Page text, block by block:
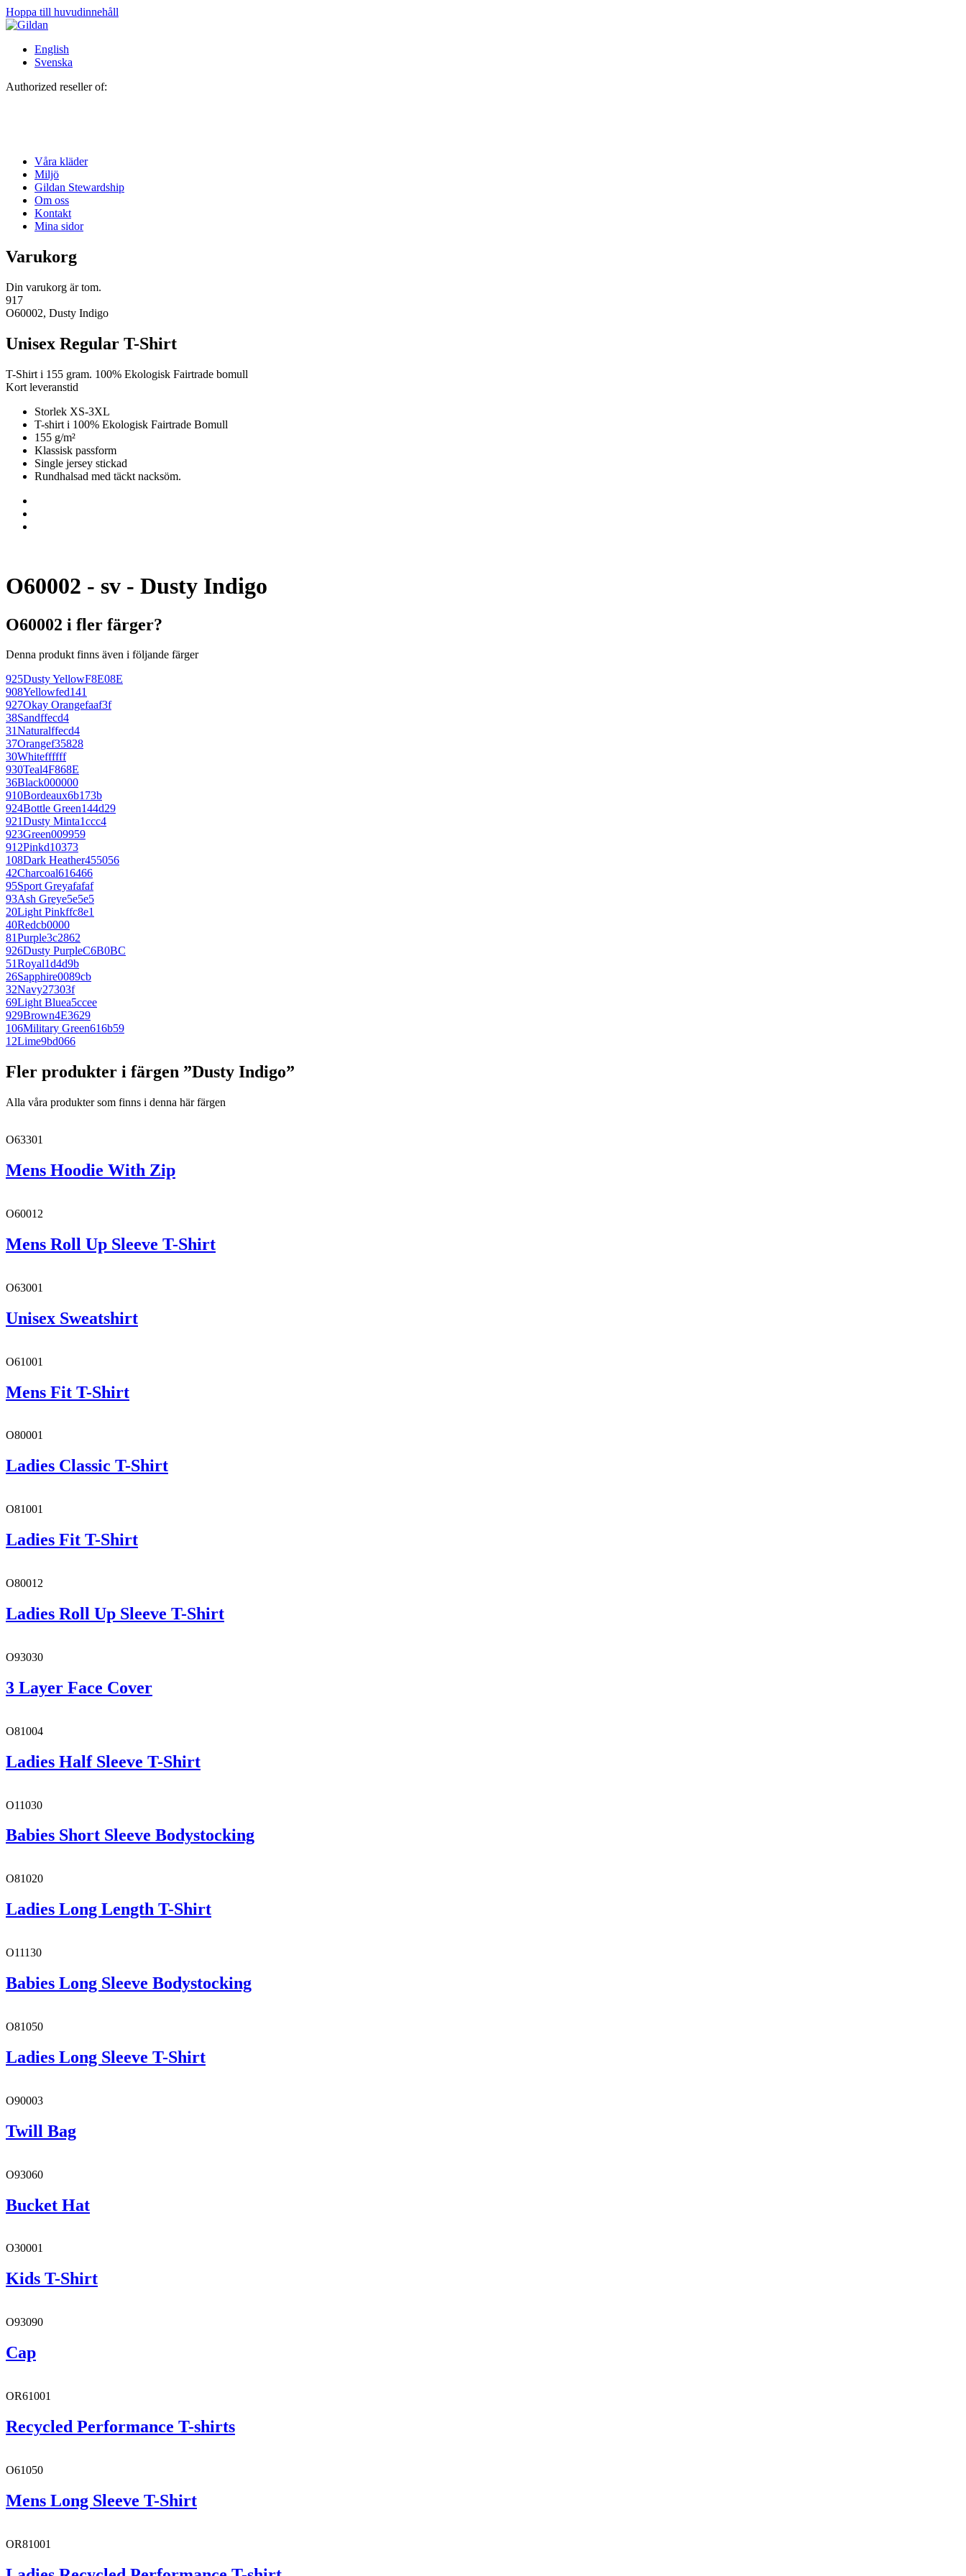
Hoppa till huvudinnehåll
English
Svenska
Authorized reseller of:
Våra kläder
Miljö
Gildan Stewardship
Om oss
Kontakt
Mina sidor
Varukorg
Din varukorg är tom.
917
O60002, Dusty Indigo
Unisex Regular T-Shirt
T-Shirt i 155 gram. 100% Ekologisk Fairtrade bomull
Kort leveranstid
Storlek XS-3XL
T-shirt i 100% Ekologisk Fairtrade Bomull
155 g/m²
Klassisk passform
Single jersey stickad
Rundhalsad med täckt nacksöm.
O60002 - sv - Dusty Indigo
O60002 i fler färger?
Denna produkt finns även i följande färger
925Dusty YellowF8E08E
908Yellowfed141
927Okay Orangefaaf3f
38Sandffecd4
31Naturalffecd4
37Orangef35828
30Whiteffffff
930Teal4F868E
36Black000000
910Bordeaux6b173b
924Bottle Green144d29
921Dusty Minta1ccc4
923Green009959
912Pinkd10373
108Dark Heather455056
42Charcoal616466
95Sport Greyafafaf
93Ash Greye5e5e5
20Light Pinkffc8e1
40Redcb0000
81Purple3c2862
926Dusty PurpleC6B0BC
51Royal1d4d9b
26Sapphire0089cb
32Navy27303f
69Light Bluea5ccee
929Brown4E3629
106Military Green616b59
12Lime9bd066
Fler produkter i färgen ”Dusty Indigo”
Alla våra produkter som finns i denna här färgen
O63301
Mens Hoodie With Zip
O60012
Mens Roll Up Sleeve T-Shirt
O63001
Unisex Sweatshirt
O61001
Mens Fit T-Shirt
O80001
Ladies Classic T-Shirt
O81001
Ladies Fit T-Shirt
O80012
Ladies Roll Up Sleeve T-Shirt
O93030
3 Layer Face Cover
O81004
Ladies Half Sleeve T-Shirt
O11030
Babies Short Sleeve Bodystocking
O81020
Ladies Long Length T-Shirt
O11130
Babies Long Sleeve Bodystocking
O81050
Ladies Long Sleeve T-Shirt
O90003
Twill Bag
O93060
Bucket Hat
O30001
Kids T-Shirt
O93090
Cap
OR61001
Recycled Performance T-shirts
O61050
Mens Long Sleeve T-Shirt
OR81001